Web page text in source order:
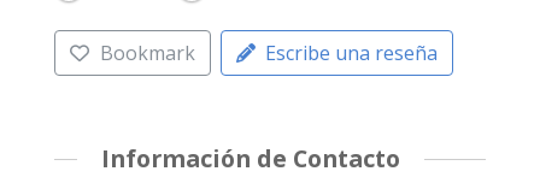
Bookmark Escribe una reseña
Información de Contacto